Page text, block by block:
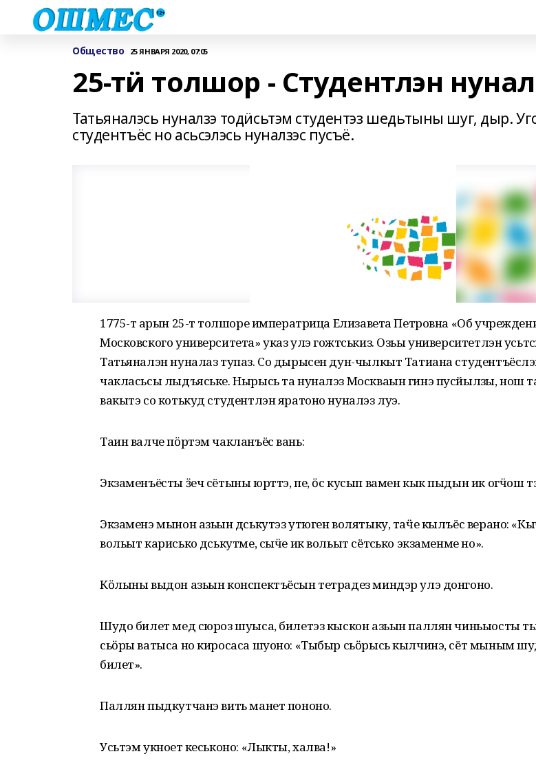
Общество 25 ЯНВАРЯ 2020, 07:05
25-тӥ толшор - Студентлэн
Татьяналэсь нуналзэ тодӥсьтэм студентэз шедьтыны шуг, дыр.
студентъёс но асьсэлэсь нуналзэс пусъё.
1775-тӥ арын 25-тӥ толшоре императрица Елизавета Петровна «Об
Московского университета» указ улэ гожтӥськиз. Озьы университетлэн
Татьяналэн нуналаз тупаз. Со дырысен дун-чылкыт Татиана
чакласьсы лыдъяське. Нырысь та нуналэз Москваын гинэ пусйылӥзы, нош
вакытэ со котькуд студентлэн яратоно нуналэз луэ.
Таин валче пӧртэм чакланъёс вань:
Экзаменъёсты ӟеч сётыны юрттэ, пе, ӧс кусып вамен кык пыдын ик огӵош
Экзаменэ мынон азьын дӥськутэз утюген волятыку, таӵе кылъёс верано:
вольыт карисько дӥськутме, сыӵе ик вольыт сётӥсько экзаменме но».
Кӧлыны выдон азьын конспектъёсын тетрадез миндэр улэ донгоно.
Шудо билет мед сюроз шуыса, билетэз кыскон азьын паллян чиньыосты
сьӧры ватыса но киросаса шуоно: «Тыбыр сьӧрысь кылчинэ, сёт мыным
билет».
Паллян пыдкутчанэ вить манет пононо.
Усьтэм укноетӥ кеськоно: «Лыкты, халва!»